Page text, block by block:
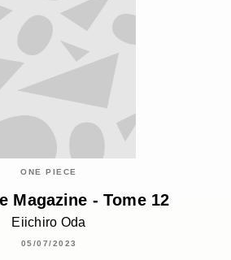
ONE PIECE
Magazine - Tome 12
Eiichiro Oda
05/07/2023